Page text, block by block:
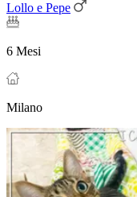
Lollo e Pepe
6 Mesi
Milano